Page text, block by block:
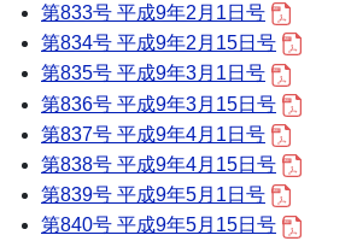
第833号 平成9年2月1日号
第834号 平成9年2月15日号
第835号 平成9年3月1日号
第836号 平成9年3月15日号
第837号 平成9年4月1日号
第838号 平成9年4月15日号
第839号 平成9年5月1日号
第840号 平成9年5月15日号